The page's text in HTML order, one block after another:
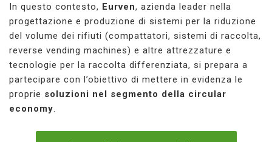
In questo contesto, Eurven, azienda leader nella
progettazione e produzione di sistemi per la riduzione
del volume dei rifiuti (compattatori, sistemi di raccolta,
reverse vending machines) e altre attrezzature e
tecnologie per la raccolta differenziata, si prepara a
partecipare con l’obiettivo di mettere in evidenza le
proprie soluzioni nel segmento della circular
economy